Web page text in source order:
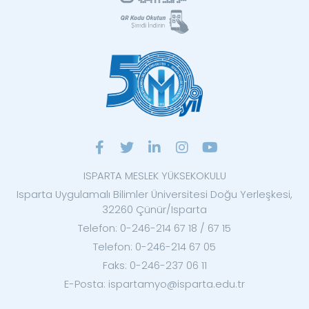
ISPARTA MESLEK YÜKSEKOKULU
Isparta Uygulamalı Bilimler Üniversitesi Doğu Yerleşkesi,
32260 Çünür/Isparta
Telefon: 0-246-214 67 18 / 67 15
Telefon: 0-246-214 67 05
Faks: 0-246-237 06 11
E-Posta: ispartamyo@isparta.edu.tr